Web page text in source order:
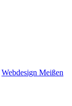
Webdesign Meißen